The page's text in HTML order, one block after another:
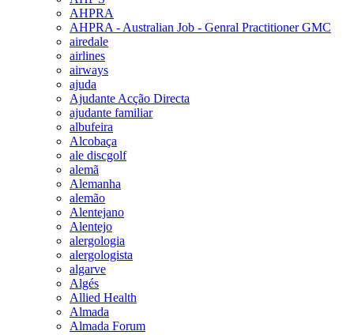
AHPRA
AHPRA - Australian Job - Genral Practitioner GMC
airedale
airlines
airways
ajuda
Ajudante Acção Directa
ajudante familiar
albufeira
Alcobaça
ale discgolf
alemã
Alemanha
alemão
Alentejano
Alentejo
alergologia
alergologista
algarve
Algés
Allied Health
Almada
Almada Forum